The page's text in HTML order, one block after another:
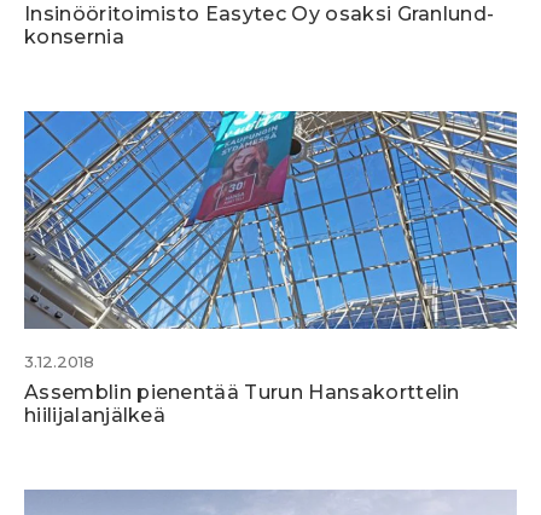
Insinööritoimisto Easytec Oy osaksi Granlund-
konsernia
3.12.2018
Assemblin pienentää Turun Hansakorttelin
hiilijalanjälkeä